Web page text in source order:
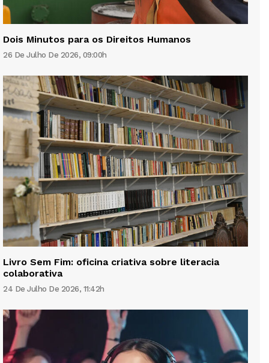
Dois Minutos para os Direitos Humanos
26 De Julho De 2026, 09:00h
Livro Sem Fim: oficina criativa sobre literacia
colaborativa
24 De Julho De 2026, 11:42h